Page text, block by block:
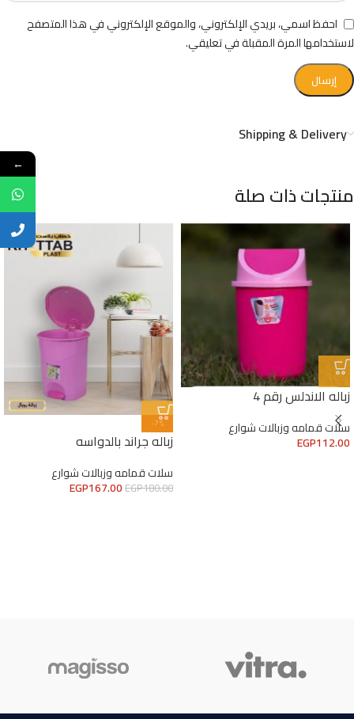
احفظ اسمي، بريدي الإلكتروني، والموقع الإلكتروني في هذا المتصفح
لاستخدامها المرة المقبلة في تعليقي.
Shipping & Delivery
منتجات ذات صلة
زباله الاندلس رقم 4
سلات قمامه وزبالات شوارع
EGP112.00
-7%
زباله جراند بالدواسه
سلات قمامه وزبالات شوارع
EGP180.00
EGP167.00
←